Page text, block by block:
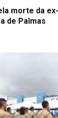
morte da
de Palmas